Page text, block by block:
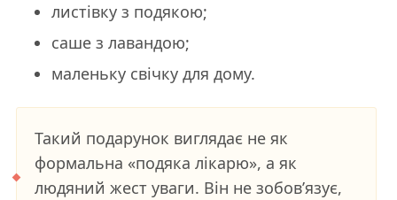
листівку з подякою;
саше з лавандою;
маленьку свічку для дому.
Такий подарунок виглядає не як
формальна «подяка лікарю», а як
людяний жест уваги. Він не зобов’язує,